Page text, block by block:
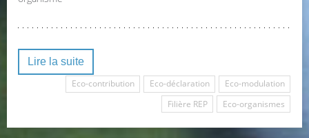
Lire la suite
Eco-contribution
Eco-déclaration
Eco-modulation
Filière REP
Eco-organismes